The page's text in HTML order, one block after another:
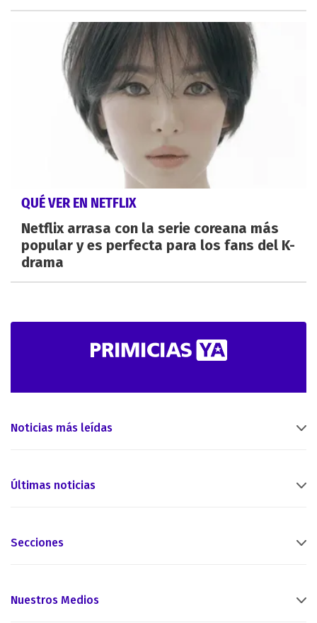
QUÉ VER EN NETFLIX
Netflix arrasa con la serie coreana más
popular y es perfecta para los fans del K-
drama
Noticias más leídas
Últimas noticias
Secciones
Nuestros Medios